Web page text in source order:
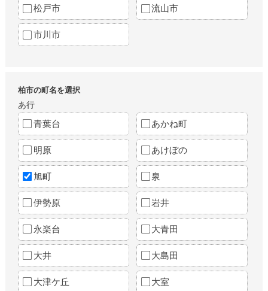
松戸市 流山市
市川市
柏市の町名を選択
あ行
青葉台 あかね町
明原 あけぼの
旭町 泉
伊勢原 岩井
永楽台 大青田
大井 大島田
大津ケ丘 大室